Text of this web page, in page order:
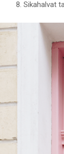
8. Sikahalvat